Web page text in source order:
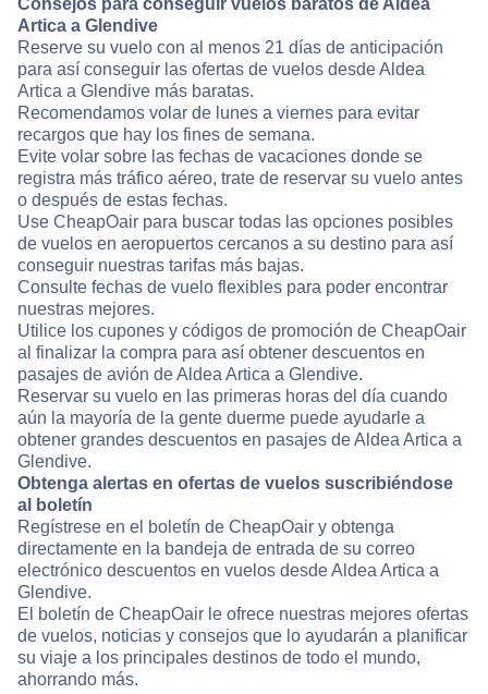
Consejos para conseguir vuelos baratos de Aldea
Artica a Glendive
Reserve su vuelo con al menos 21 días de anticipación
para así conseguir las ofertas de vuelos desde Aldea
Artica a Glendive más baratas.
Recomendamos volar de lunes a viernes para evitar
recargos que hay los fines de semana.
Evite volar sobre las fechas de vacaciones donde se
registra más tráfico aéreo, trate de reservar su vuelo antes
o después de estas fechas.
Use CheapOair para buscar todas las opciones posibles
de vuelos en aeropuertos cercanos a su destino para así
conseguir nuestras tarifas más bajas.
Consulte fechas de vuelo flexibles para poder encontrar
nuestras mejores.
Utilice los cupones y códigos de promoción de CheapOair
al finalizar la compra para así obtener descuentos en
pasajes de avión de Aldea Artica a Glendive.
Reservar su vuelo en las primeras horas del día cuando
aún la mayoría de la gente duerme puede ayudarle a
obtener grandes descuentos en pasajes de Aldea Artica a
Glendive.
Obtenga alertas en ofertas de vuelos suscribiéndose
al boletín
Regístrese en el boletín de CheapOair y obtenga
directamente en la bandeja de entrada de su correo
electrónico descuentos en vuelos desde Aldea Artica a
Glendive.
El boletín de CheapOair le ofrece nuestras mejores ofertas
de vuelos, noticias y consejos que lo ayudarán a planificar
su viaje a los principales destinos de todo el mundo,
ahorrando más.